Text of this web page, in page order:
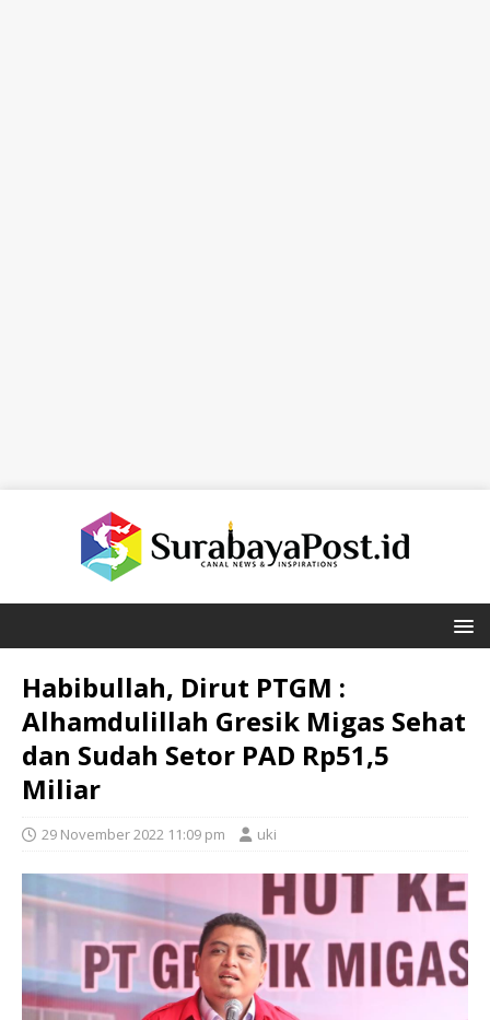
Habibullah, Dirut PTGM :
Alhamdulillah Gresik Migas Sehat
dan Sudah Setor PAD Rp51,5
Miliar
29 November 2022 11:09 pm uki